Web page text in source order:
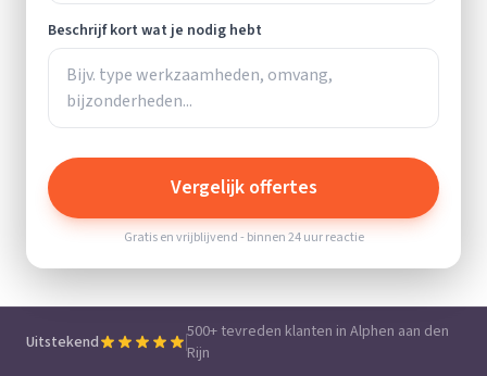
Beschrijf kort wat je nodig hebt
Vergelijk offertes
Gratis en vrijblijvend - binnen 24 uur reactie
Uitstekend
500+ tevreden klanten in Alphen aan den
Rijn